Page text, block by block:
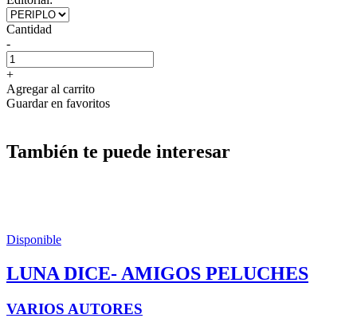
Cantidad
-
+
Agregar al carrito
Guardar en favoritos
También te puede interesar
Disponible
LUNA DICE- AMIGOS PELUCHES
VARIOS AUTORES